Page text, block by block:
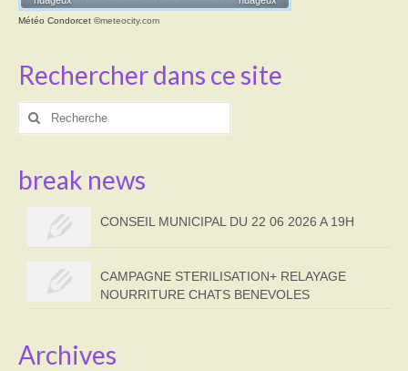
Météo Condorcet ©meteocity.com
Rechercher dans ce site
Rechercher
break news
CONSEIL MUNICIPAL DU 22 06 2026 A 19H
CAMPAGNE STERILISATION+ RELAYAGE
NOURRITURE CHATS BENEVOLES
Archives